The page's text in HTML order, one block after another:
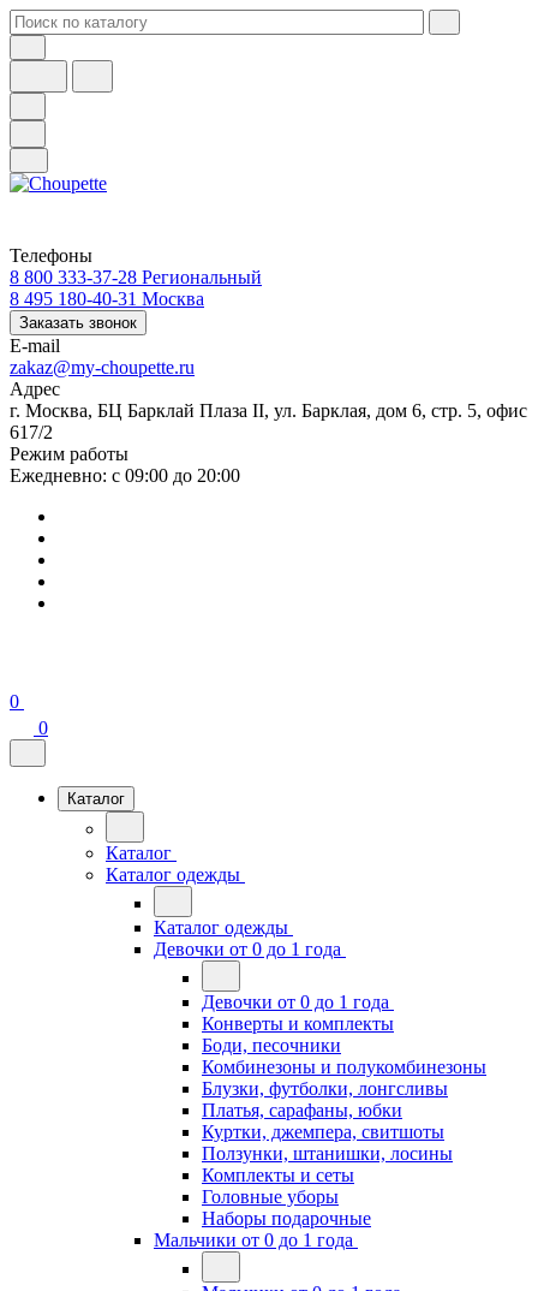
Телефоны
8 800 333-37-28 Региональный
8 495 180-40-31 Москва
Заказать звонок
E-mail
zakaz@my-choupette.ru
Адрес
г. Москва, БЦ Барклай Плаза II, ул. Барклая, дом 6, стр. 5, офис
617/2
Режим работы
Ежедневно: с 09:00 до 20:00
0
0
Каталог
Каталог
Каталог одежды
Каталог одежды
Девочки от 0 до 1 года
Девочки от 0 до 1 года
Конверты и комплекты
Боди, песочники
Комбинезоны и полукомбинезоны
Блузки, футболки, лонгсливы
Платья, сарафаны, юбки
Куртки, джемпера, свитшоты
Ползунки, штанишки, лосины
Комплекты и сеты
Головные уборы
Наборы подарочные
Мальчики от 0 до 1 года